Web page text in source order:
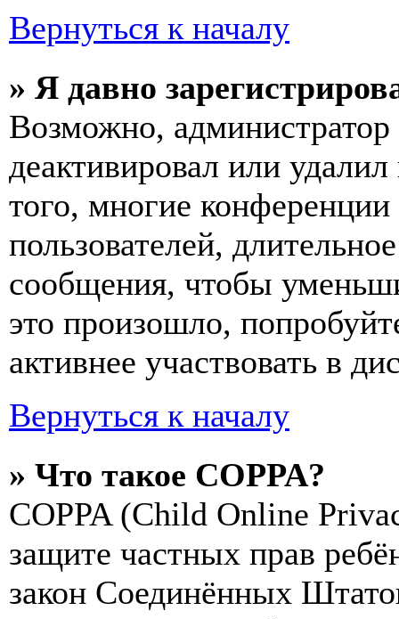
Вернуться к началу
» Я давно
Возможно,
деактивировал или
того, многие
пользователей,
сообщения, чтобы
это произошло,
активнее участвовать в
Вернуться к началу
» Что такое COPPA?
COPPA (Child Online
защите частных прав
закон Соединённых